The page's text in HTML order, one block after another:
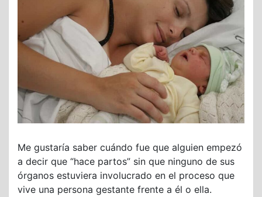
Me gustaría saber cuándo fue que alguien empezó
a decir que “hace partos” sin que ninguno de sus
órganos estuviera involucrado en el proceso que
vive una persona gestante frente a él o ella.